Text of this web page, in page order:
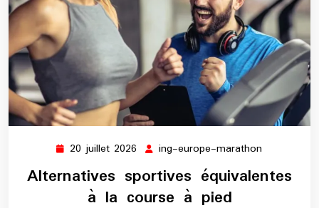
20 juillet 2026 20
juillet
2026
ing-europe-marathon
europe-
marathon
Alternatives sportives équivalentes
à la course à pied